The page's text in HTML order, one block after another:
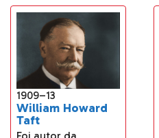
1909–13
William Howard
Taft